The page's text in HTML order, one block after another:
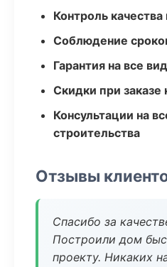
Контроль
Соблюдение
Гарантия на все
Скидки при заказе
Консультации на
строительства
Отзывы
Спасибо за
Построили дом
проекту. Никаких